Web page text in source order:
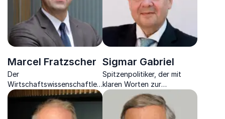
Marcel Fratzscher
Der
Wirtschaftswissenschaftler
und Politikberater
begeistert durch seine
fundierten Einblicke in
Sigmar Gabriel
Spitzenpolitiker, der mit
klaren Worten zur
Weltpolitik, Europa und dem
China-Faktor neue
Maßstäbe setzt.